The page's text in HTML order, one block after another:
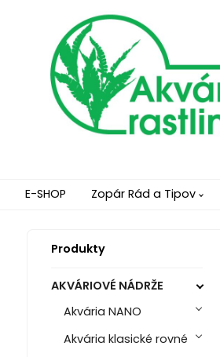
E-SHOP Zopár Rád a Tipov
Produkty
AKVÁRIOVÉ NÁDRŽE
Akvária NANO
Akvária klasické rovné